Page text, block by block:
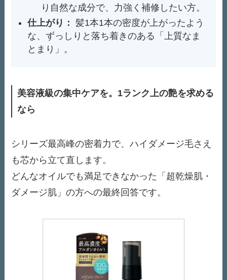
り自然な成分で、力強く補修したい方。
仕上がり： 髪1本1本の密度が上がったよう
な、ずっしりと落ち着きのある「上質なま
とまり」。
美容液級の集中ケアを。1ランク上の艶を求める
なら
シリーズ最高峰の密着力で、ハイダメージ毛さえ
も芯から立て直します。
どんなオイルでも満足できなかった「超乾燥肌・
ダメージ肌」の方への最終回答です。